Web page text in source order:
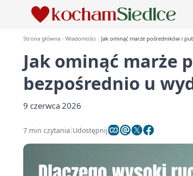
Strona główna Wiadomości Jak ominąć marże pośredników i
Jak ominąć marże
bezpośrednio u
9 czerwca 2026
7 min czytania Udostępnij